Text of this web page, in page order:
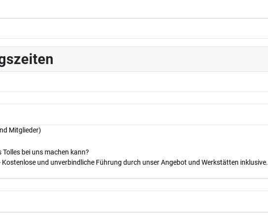
Mitglieder)
bei uns machen kann?
Kostenlose und unverbindliche Führung durch unser Angebot und Werkstätten inklusive.